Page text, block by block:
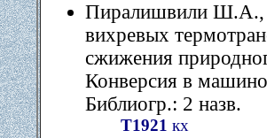
Пиралишвили Ш.А.,
вихревых
сжижения
Конверсия в
Библиогр.: 2 назв.
Т1921 кх